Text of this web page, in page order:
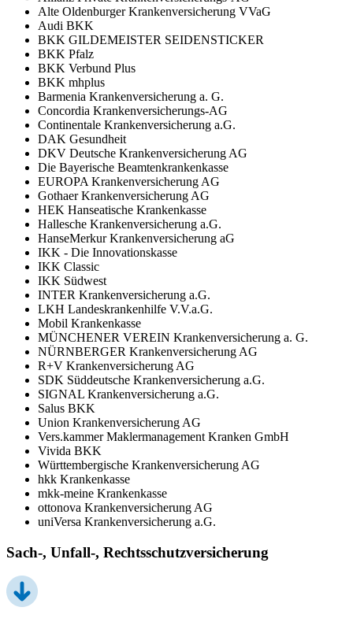
Alte Oldenburger Krankenversicherung VVaG
Audi BKK
BKK GILDEMEISTER SEIDENSTICKER
BKK Pfalz
BKK Verbund Plus
BKK mhplus
Barmenia Krankenversicherung a. G.
Concordia Krankenversicherungs-AG
Continentale Krankenversicherung a.G.
DAK Gesundheit
DKV Deutsche Krankenversicherung AG
Die Bayerische Beamtenkrankenkasse
EUROPA Krankenversicherung AG
Gothaer Krankenversicherung AG
HEK Hanseatische Krankenkasse
Hallesche Krankenversicherung a.G.
HanseMerkur Krankenversicherung aG
IKK - Die Innovationskasse
IKK Classic
IKK Südwest
INTER Krankenversicherung a.G.
LKH Landeskrankenhilfe V.V.a.G.
Mobil Krankenkasse
MÜNCHENER VEREIN Krankenversicherung a. G.
NÜRNBERGER Krankenversicherung AG
R+V Krankenversicherung AG
SDK Süddeutsche Krankenversicherung a.G.
SIGNAL Krankenversicherung a.G.
Salus BKK
Union Krankenversicherung AG
Vers.kammer Maklermanagement Kranken GmbH
Vivida BKK
Württembergische Krankenversicherung AG
hkk Krankenkasse
mkk-meine Krankenkasse
ottonova Krankenversicherung AG
uniVersa Krankenversicherung a.G.
Sach-, Unfall-, Rechtsschutzversicherung